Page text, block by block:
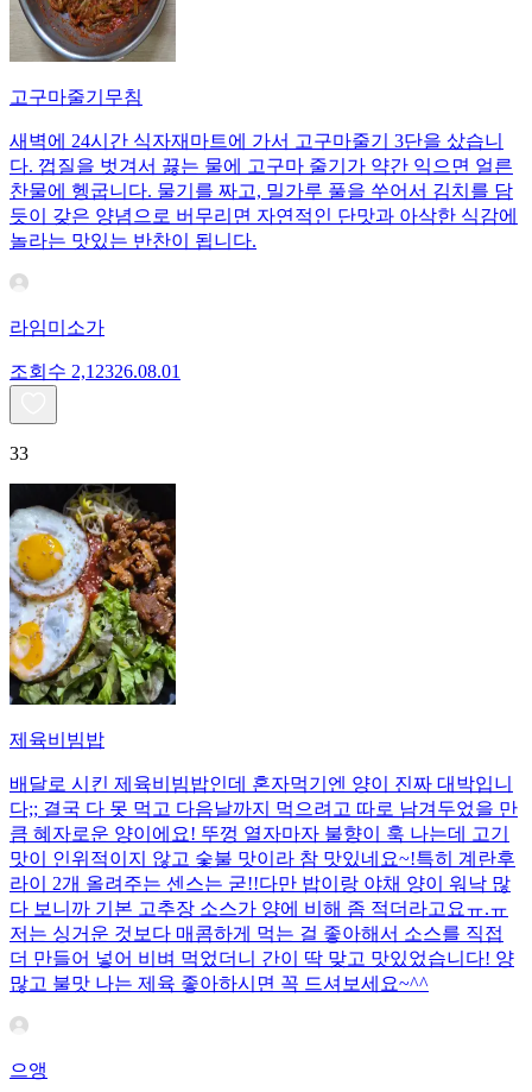
고구마줄기무침
새벽에 24시간 식자재마트에 가서 고구마줄기 3단을 샀습니
다. 껍질을 벗겨서 끓는 물에 고구마 줄기가 약간 익으면 얼른
찬물에 헹굽니다. 물기를 짜고, 밀가루 풀을 쑤어서 김치를 담
듯이 갖은 양념으로 버무리면 자연적인 단맛과 아삭한 식감에
놀라는 맛있는 반찬이 됩니다.
라임미소가
조회수 2,12326.08.01
33
제육비빔밥
배달로 시킨 제육비빔밥인데 혼자먹기엔 양이 진짜 대박입니
다;; 결국 다 못 먹고 다음날까지 먹으려고 따로 남겨두었을 만
큼 혜자로운 양이에요! 뚜껑 열자마자 불향이 훅 나는데 고기
맛이 인위적이지 않고 숯불 맛이라 참 맛있네요~!특히 계란후
라이 2개 올려주는 센스는 굳!! ​다만 밥이랑 야채 양이 워낙 많
다 보니까 기본 고추장 소스가 양에 비해 좀 적더라고요ㅠ.ㅠ
저는 싱거운 것보다 매콤하게 먹는 걸 좋아해서 소스를 직접
더 만들어 넣어 비벼 먹었더니 간이 딱 맞고 맛있었습니다! 양
많고 불맛 나는 제육 좋아하시면 꼭 드셔보세요~^^
으앵